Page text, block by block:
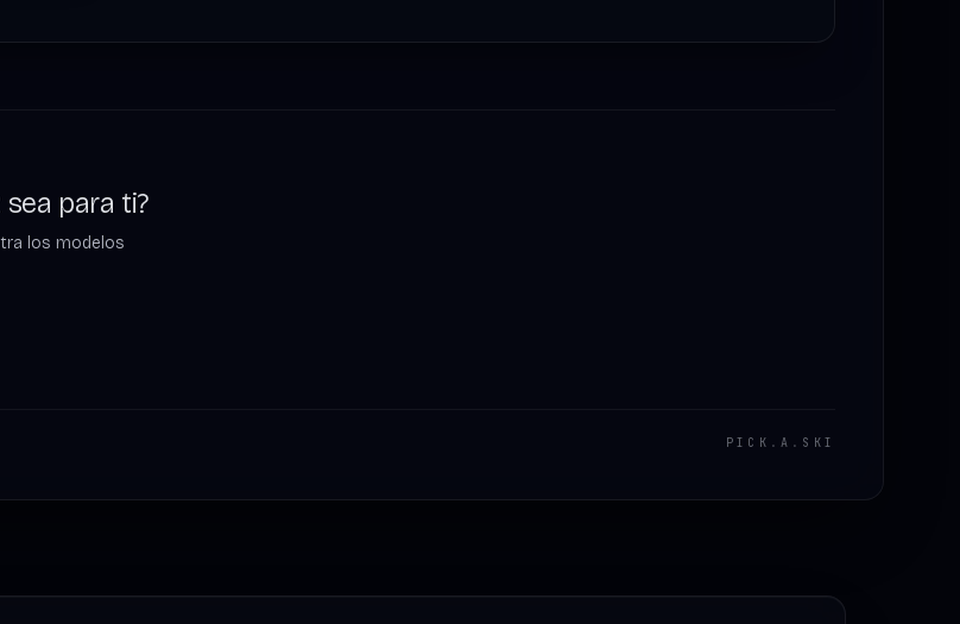
para ti?
los modelos
PICK . A . SKI